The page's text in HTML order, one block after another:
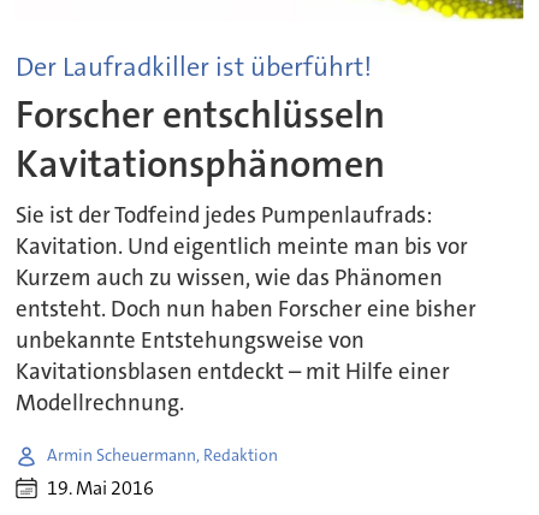
Der Laufradkiller ist überführt!
Forscher entschlüsseln
Kavitationsphänomen
Sie ist der Todfeind jedes Pumpenlaufrads:
Kavitation. Und eigentlich meinte man bis vor
Kurzem auch zu wissen, wie das Phänomen
entsteht. Doch nun haben Forscher eine bisher
unbekannte Entstehungsweise von
Kavitationsblasen entdeckt – mit Hilfe einer
Modellrechnung.
Armin Scheuermann, Redaktion
19. Mai 2016